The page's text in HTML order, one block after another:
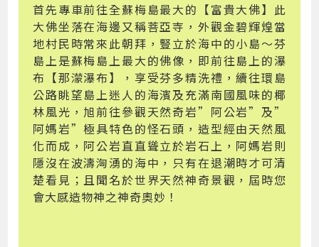
首先專車前往全蘇梅島最大的【富貴大佛】此
大佛坐落在海邊又稱菩亞寺，外觀金碧輝煌當
地村民時常來此朝拜，豎立於海中的小島～芬
島上是蘇梅島上最大的佛像，即前往島上的瀑
布【那濛瀑布】，享受芬多精洗禮，續往環島
公路眺望島上迷人的海濱及充滿南國風味的椰
林風光，旭前往參觀天然奇岩”阿公岩”及”
阿媽岩”極具特色的怪石頭，造型經由天然風
化而成，阿公岩直直聳立於岩石上，阿媽岩則
隱沒在波濤洶湧的海中，只有在退潮時才可清
楚看見；且聞名於世界天然神奇景觀，屆時您
會大感造物神之神奇奧妙！